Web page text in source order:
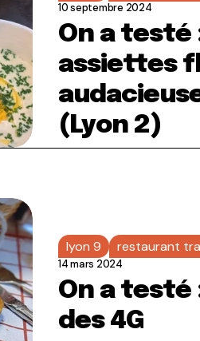
10 septembre 2024
On a testé
assiettes
(Lyon 2)
lyon 9 restaurant
14 mars 2024
On a testé
des 4G